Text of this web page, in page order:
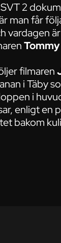
2
man får
vardagen
filmaren
i Täby
i
enligt en
bakom